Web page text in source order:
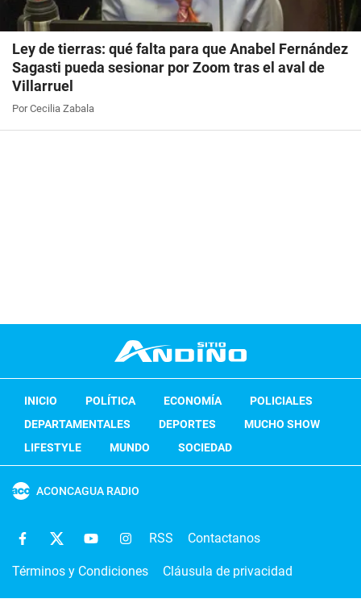
Ley de tierras: qué falta para que Anabel Fernández
Sagasti pueda sesionar por Zoom tras el aval de
Villarruel
Por Cecilia Zabala
INICIO POLÍTICA ECONOMÍA
POLICIALES
DEPARTAMENTALES
DEPORTES
MUCHO SHOW
LIFESTYLE
MUNDO SOCIEDAD
ACONCAGUA RADIO
RSS Contactanos
Términos y Condiciones Cláusula de privacidad